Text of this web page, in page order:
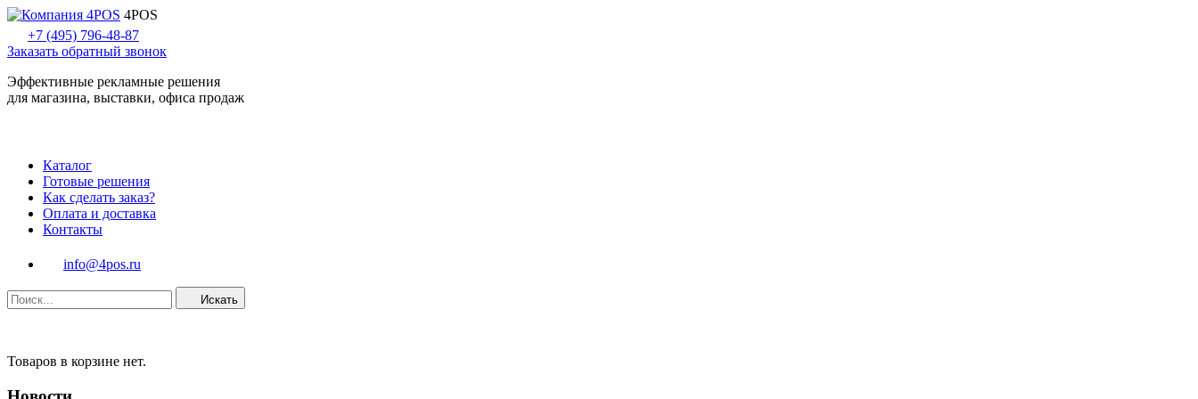
4POS
+7 (495) 796-48-87
Заказать обратный звонок
Эффективные рекламные решения
для магазина, выставки, офиса продаж
Каталог
Готовые решения
Как сделать заказ?
Оплата и доставка
Контакты
info@4pos.ru
Искать
Товаров в корзине нет.